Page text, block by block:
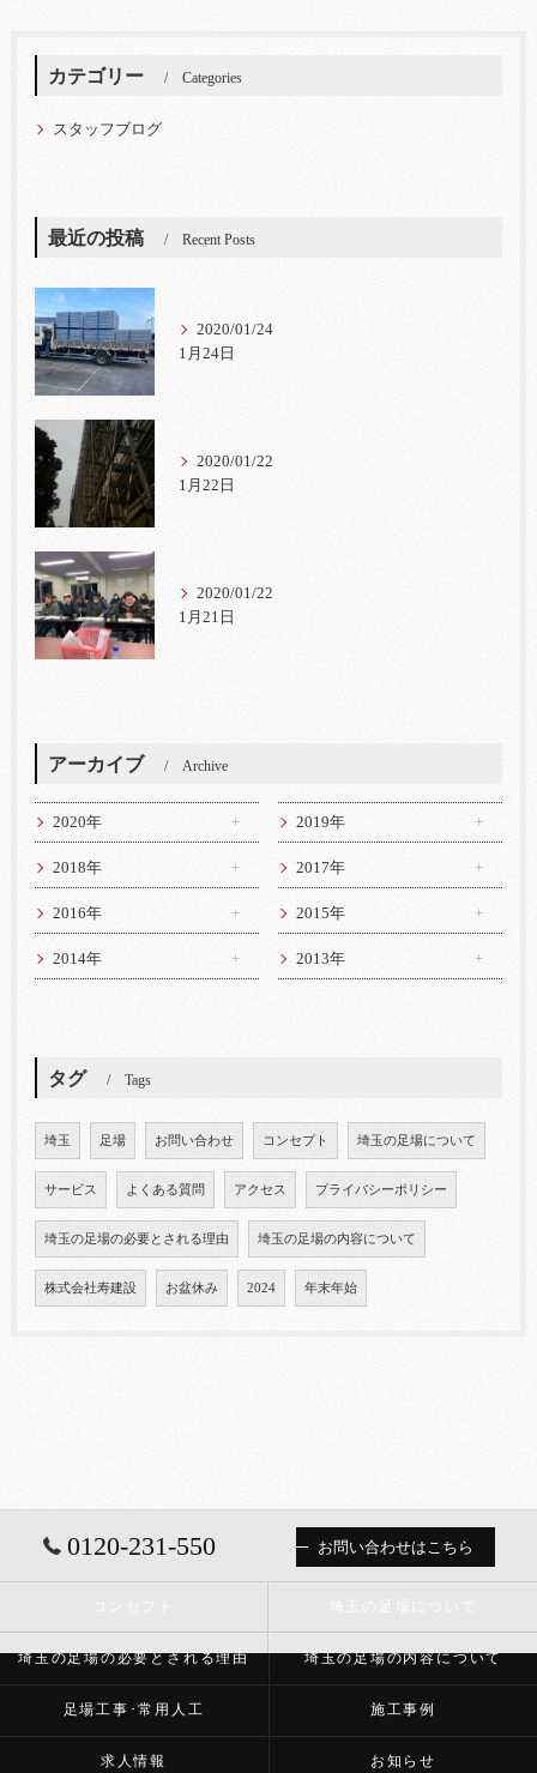
カテゴリー Categories
スタッフブログ
最近の投稿 Recent Posts
2020/01/24
1月24日
2020/01/22
1月22日
2020/01/22
1月21日
アーカイブ Archive
2020年 2019年
2018年 2017年
2016年 2015年
2014年 2013年
タグ Tags
埼玉 足場 お問い合わせ コンセプト 埼玉の足場について
サービス よくある質問 アクセス プライバシーポリシー
埼玉の足場の必要とされる理由 埼玉の足場の内容について
株式会社寿建設 お盆休み 2024 年末年始
0120-231-550 お問い合わせはこちら
埼玉の足場の必要とされる理由 埼玉の足場の内容について
足場工事･常用人工 施工事例
求人情報 お知らせ